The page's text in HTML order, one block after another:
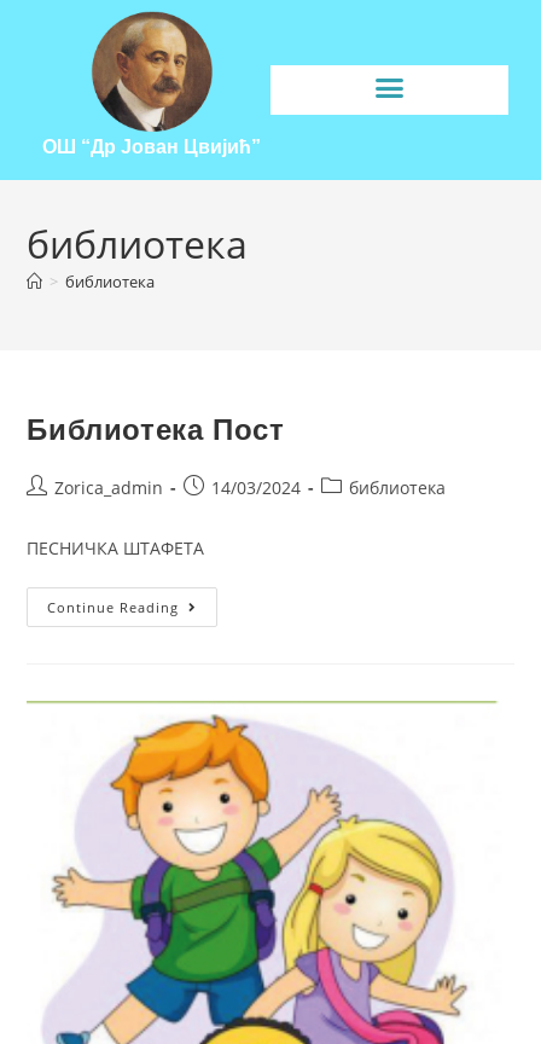
ОШ “Др Јован Цвијић”
библиотека
> библиотека
Библиотека Пост
Zorica_admin 14/03/2024 библиотека
ПЕСНИЧКА ШТАФЕТА
Continue Reading